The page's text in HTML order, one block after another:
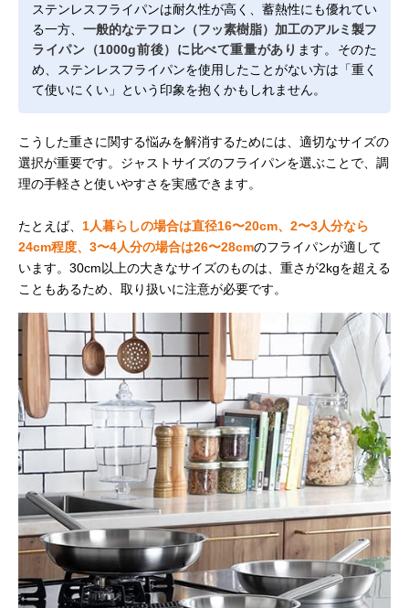
ステンレスフライパンは耐久性が高く、蓄熱性にも優れてい
る一方、 一般的なテフロン（フッ素樹脂）加工のアルミ製フ
ライパン（1000g前後）に比べて重量があり ます。そのた
め、ステンレスフライパンを使用したことがない方は「重く
て使いにくい」という印象を抱くかもしれません。
こうした重さに関する悩みを解消するためには、適切なサイズの
選択が重要です。ジャストサイズのフライパンを選ぶことで、調
理の手軽さと使いやすさを実感できます。
たとえば、 1人暮らしの場合は直径16〜20cm、2〜3人分なら
24cm程度、3〜4人分の場合は26〜28cmのフライパンが適して
います。30cm以上の大きなサイズのものは、重さが2kgを超える
こともあるため、取り扱いに注意が必要です。